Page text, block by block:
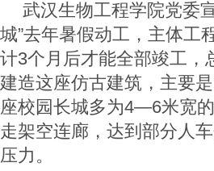
武汉生物工程学院党委
城”去年暑假动工，主体工
计3个月后才能全部竣工，
建造这座仿古建筑，主要
座校园长城多为4—6米宽
走架空连廊，达到部分人
压力。